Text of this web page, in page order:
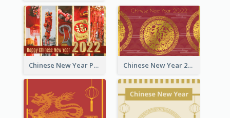
Chinese New Year Photo Greeting Card Chinese New Year 2022 Golden Greeting Card